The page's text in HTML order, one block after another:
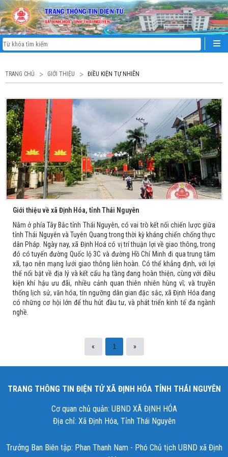
TRANG CHỦ GIỚI THIỆU ĐIỀU KIỆN TỰ NHIÊN
Giới thiệu về xã Định Hóa, tỉnh Thái Nguyên
Nằm ở phía Tây Bắc tỉnh Thái Nguyên, có vai trò kết nối chiến lược giữa
tỉnh Thái Nguyên và Tuyên Quang trong thời kỳ kháng chiến chống thực
dân Pháp. Ngày nay, xã Định Hoá có vị trí thuận lợi về giao thông, trong
đó có tuyến đường Quốc lộ 3C và đường Hồ Chí Minh đi qua trung tâm
xã, tạo nên mạng lưới giao thông liên hoàn. Có thể khẳng định, với lợi
thế nổi bật về địa lý và kết cấu hạ tầng đang hoàn thiện, cùng với điều
kiện khí hậu ưu đãi, nhiều cảnh quan thiên nhiên hùng vĩ; và truyền
thống lịch sử, văn hóa, tín ngưỡng dân gian đặc sắc, xã Định Hóa đang
có những cơ hội lớn để thu hút đầu tư, và phát triển kinh tế đa ngành
nghề.
« 1 »
TRANG THÔNG TIN ĐIỆN TỬ XÃ ĐỊNH HÓA TỈNH THÁI NGUYÊN
Cơ quan chủ quản: UBND XÃ ĐỊNH HÓA
Địa chỉ: Xã Định Hóa, Tỉnh Thái Nguyên
Trưởng Ban Biên tập: Phan Thanh Nam - Phó Chủ tịch UBND xã Định